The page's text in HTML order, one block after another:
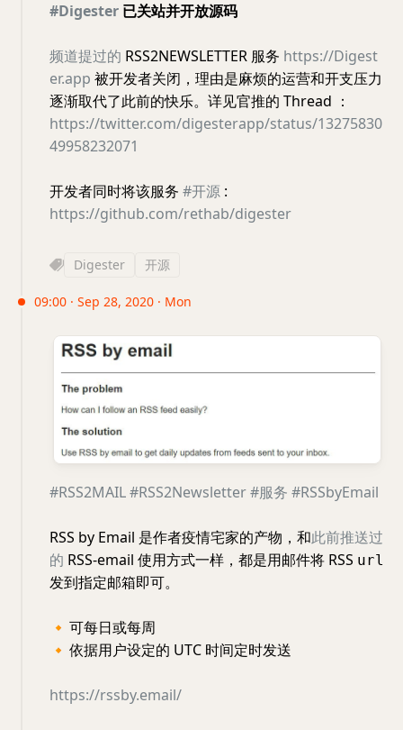
#Digester 已关站并开放源码
频道提过的 RSS2NEWSLETTER 服务 https://Digest
er.app 被开发者关闭，理由是麻烦的运营和开支压力
逐渐取代了此前的快乐。详见官推的 Thread ：
https://twitter.com/digesterapp/status/13275830
49958232071
开发者同时将该服务 #开源 :
https://github.com/rethab/digester
Digester 开源
09:00 · Sep 28, 2020 · Mon
#RSS2MAIL#RSS2Newsletter#服务 #RSSbyEmail
RSS by Email 是作者疫情宅家的产物，和此前推送过
的 RSS-email 使用方式一样，都是用邮件将 RSS url
发到指定邮箱即可。
🔸 可每日或每周
🔸 依据用户设定的 UTC 时间定时发送
https://rssby.email/